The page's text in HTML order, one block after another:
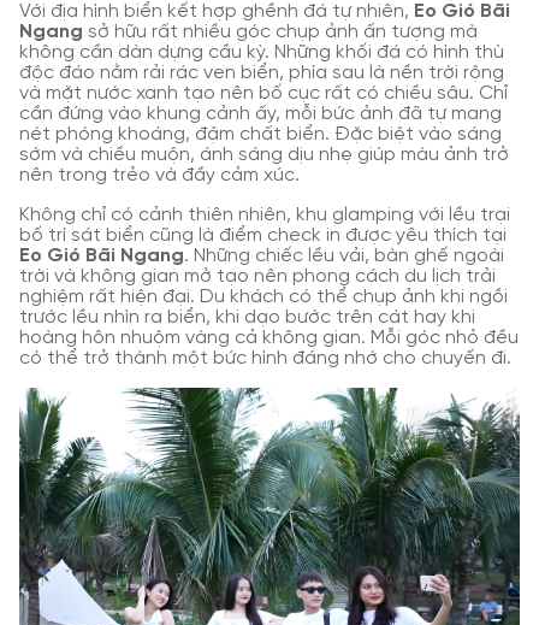
Với địa hình biển kết hợp ghềnh đá tự nhiên, Eo Gió Bãi
Ngang sở hữu rất nhiều góc chụp ảnh ấn tượng mà
không cần dàn dựng cầu kỳ. Những khối đá có hình thù
độc đáo nằm rải rác ven biển, phía sau là nền trời rộng
và mặt nước xanh tạo nên bố cục rất có chiều sâu. Chỉ
cần đứng vào khung cảnh ấy, mỗi bức ảnh đã tự mang
nét phóng khoáng, đậm chất biển. Đặc biệt vào sáng
sớm và chiều muộn, ánh sáng dịu nhẹ giúp màu ảnh trở
nên trong trẻo và đầy cảm xúc.
Không chỉ có cảnh thiên nhiên, khu glamping với lều trại
bố trí sát biển cũng là điểm check in được yêu thích tại
Eo Gió Bãi Ngang. Những chiếc lều vải, bàn ghế ngoài
trời và không gian mở tạo nên phong cách du lịch trải
nghiệm rất hiện đại. Du khách có thể chụp ảnh khi ngồi
trước lều nhìn ra biển, khi dạo bước trên cát hay khi
hoàng hôn nhuộm vàng cả không gian. Mỗi góc nhỏ đều
có thể trở thành một bức hình đáng nhớ cho chuyến đi.